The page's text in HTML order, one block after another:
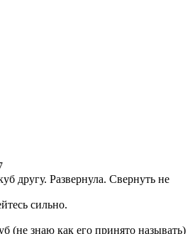
другу. Развернула. Свернуть не
сильно.
(не знаю как его принято называть)